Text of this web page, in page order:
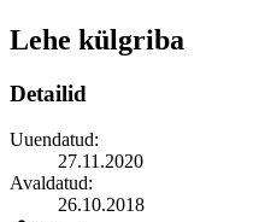
Lehe külgriba
Detailid
Uuendatud:
27.11.2020
Avaldatud:
26.10.2018